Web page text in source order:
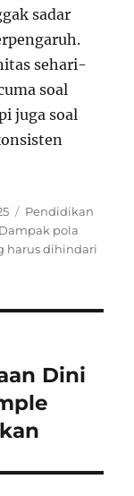
sadar
sehari-
soal
juga soal
Categories
Pendidikan
Dampak pola
harus dihindari
Dini